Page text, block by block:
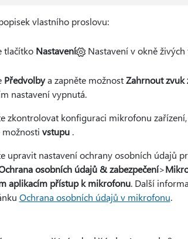
vlastního proslovu:
tlačítko Nastavení Nastavení v okně živých
Předvolbya zapněte možnostZahrnout
nastavení vypnutá.
zkontrolovat konfiguraci mikrofonu
vstupu.
upravit nastavení ochrany osobních údajů
osobních údajů & zabezpečení>
aplikacím přístup k mikrofonu. Další
Ochrana osobních údajů v mikrofonu.